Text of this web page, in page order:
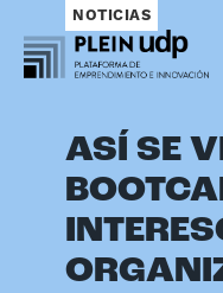
NOTICIAS
ASÍ SE